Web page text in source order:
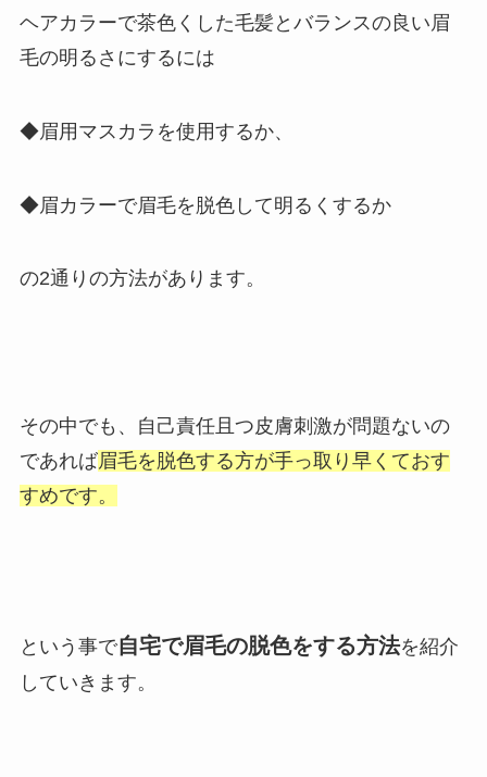
ヘアカラーで茶色くした毛髪とバランスの良い眉
毛の明るさにするには
◆眉用マスカラを使用するか、
◆眉カラーで眉毛を脱色して明るくするか
の2通りの方法があります。
その中でも、自己責任且つ皮膚刺激が問題ないの
であれば眉毛を脱色する方が手っ取り早くておす
すめです。
という事で自宅で眉毛の脱色をする方法を紹介
していきます。